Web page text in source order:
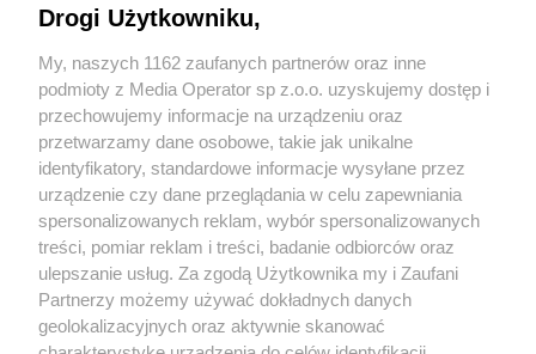
Wydawca mediówlokalnych
Nie zapomnij
zapoznać się z:
polityką prywatności
Twojemiasto
Piekary Śląskie
Chorzów
Skontaktuj się z nami
Kontakt
Redakcja
Drogi Użytkowniku,
My, naszych 1162 zaufanych partnerów oraz inne
podmioty z Media Operator sp z.o.o. uzyskujemy dostęp i
przechowujemy informacje na urządzeniu oraz
przetwarzamy dane osobowe, takie jak unikalne
identyfikatory, standardowe informacje wysyłane przez
urządzenie czy dane przeglądania w celu zapewniania
spersonalizowanych reklam, wybór spersonalizowanych
treści, pomiar reklam i treści, badanie odbiorców oraz
ulepszanie usług. Za zgodą Użytkownika my i Zaufani
Partnerzy możemy używać dokładnych danych
geolokalizacyjnych oraz aktywnie skanować